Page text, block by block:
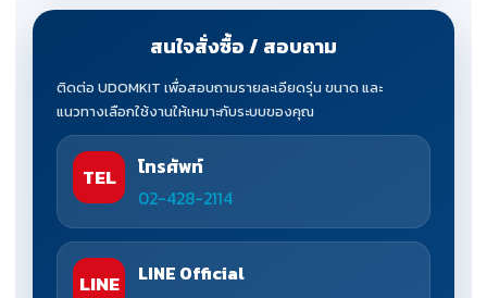
สนใจสั่งซื้อ / สอบถาม
ติดต่อ UDOMKIT เพื่อสอบถามรายละเอียดรุ่น ขนาด และ
แนวทางเลือกใช้งานให้เหมาะกับระบบของคุณ
TEL โทรศัพท์
02-428-2114
LINE LINE Official